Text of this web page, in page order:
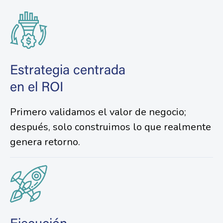
Estrategia centrada
en el ROI
Primero validamos el valor de negocio;
después, solo construimos lo que realmente
genera retorno.